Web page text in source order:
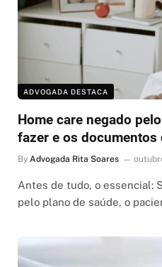
ADVOGADA DESTACA
Home care negado
fazer e os documentos
By Advogada Rita Soares
Antes de tudo, o essencial:
pelo plano de saúde, o